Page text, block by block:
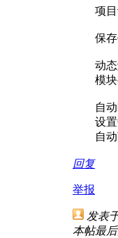
项目设
保存代
动态解
模块
自动
设置
自动
回复
举报
发表
本帖最